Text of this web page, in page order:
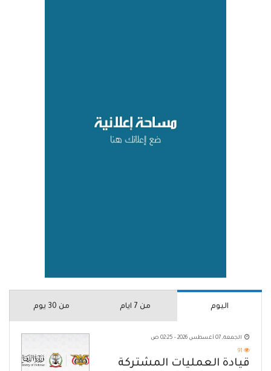
اليوم من 7 ايام من 30 يوم
الجمعة, 07 أغسطس 2026 - 02:25 ص
91
قيادة العمليات المشتركة